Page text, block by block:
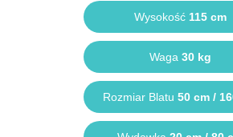
Wysokość 115 cm
Waga 30 kg
Rozmiar Blatu 50 cm /